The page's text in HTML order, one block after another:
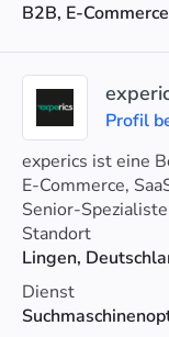
B2B, E-
Profil
experics ist eine
E-Commerce,
Senior-
Erfahrung.
Standort
Lingen,
Dienst